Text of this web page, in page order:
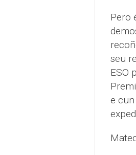
Pero
seu
ESO
e